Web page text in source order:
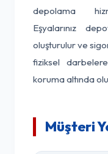
depolama
Eşyalarınız
oluşturulur ve
fiziksel
koruma altında
Müşteri